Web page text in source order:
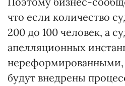
что если количество
200 до 100 человек, а
апелляционных
нереформированными,
будут внедрены